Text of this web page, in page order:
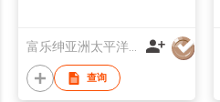
富乐绅亚洲太平洋有限公司
查询